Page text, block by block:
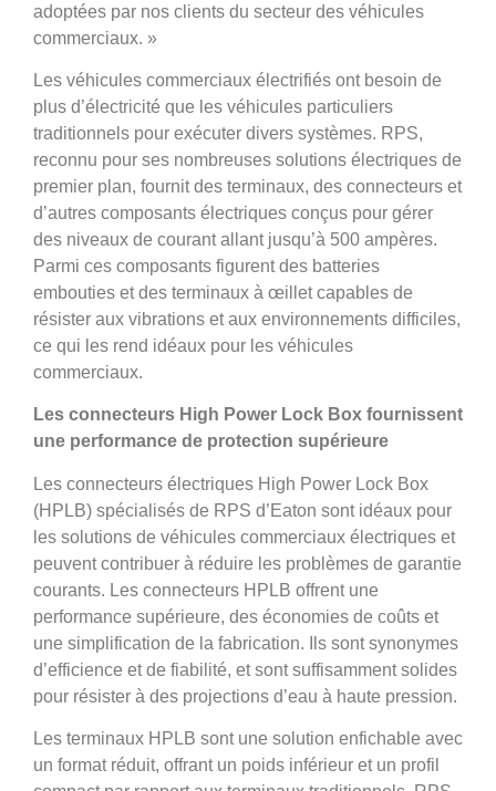
adoptées par nos clients du secteur des véhicules
commerciaux. »
Les véhicules commerciaux électrifiés ont besoin de
plus d’électricité que les véhicules particuliers
traditionnels pour exécuter divers systèmes. RPS,
reconnu pour ses nombreuses solutions électriques de
premier plan, fournit des terminaux, des connecteurs et
d’autres composants électriques conçus pour gérer
des niveaux de courant allant jusqu’à 500 ampères.
Parmi ces composants figurent des batteries
embouties et des terminaux à œillet capables de
résister aux vibrations et aux environnements difficiles,
ce qui les rend idéaux pour les véhicules
commerciaux.
Les connecteurs High Power Lock Box fournissent
une performance de protection supérieure
Les connecteurs électriques High Power Lock Box
(HPLB) spécialisés de RPS d’Eaton sont idéaux pour
les solutions de véhicules commerciaux électriques et
peuvent contribuer à réduire les problèmes de garantie
courants. Les connecteurs HPLB offrent une
performance supérieure, des économies de coûts et
une simplification de la fabrication. Ils sont synonymes
d’efficience et de fiabilité, et sont suffisamment solides
pour résister à des projections d’eau à haute pression.
Les terminaux HPLB sont une solution enfichable avec
un format réduit, offrant un poids inférieur et un profil